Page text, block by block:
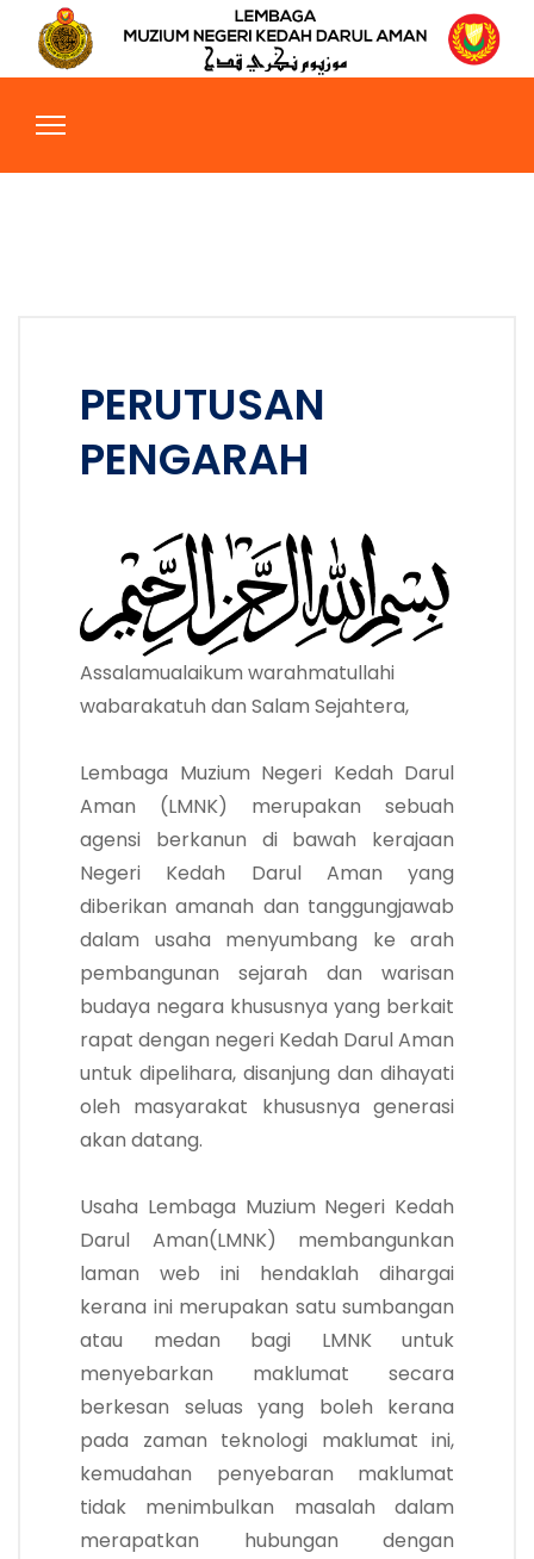
PERUTUSAN
PENGARAH
Assalamualaikum warahmatullahi
wabarakatuh dan Salam Sejahtera,
Lembaga Muzium Negeri Kedah Darul
Aman (LMNK) merupakan sebuah
agensi berkanun di bawah kerajaan
Negeri Kedah Darul Aman yang
diberikan amanah dan tanggungjawab
dalam usaha menyumbang ke arah
pembangunan sejarah dan warisan
budaya negara khususnya yang berkait
rapat dengan negeri Kedah Darul Aman
untuk dipelihara, disanjung dan dihayati
oleh masyarakat khususnya generasi
akan datang.
Usaha Lembaga Muzium Negeri Kedah
Darul Aman(LMNK) membangunkan
laman web ini hendaklah dihargai
kerana ini merupakan satu sumbangan
atau medan bagi LMNK untuk
menyebarkan maklumat secara
berkesan seluas yang boleh kerana
pada zaman teknologi maklumat ini,
kemudahan penyebaran maklumat
tidak menimbulkan masalah dalam
merapatkan hubungan dengan